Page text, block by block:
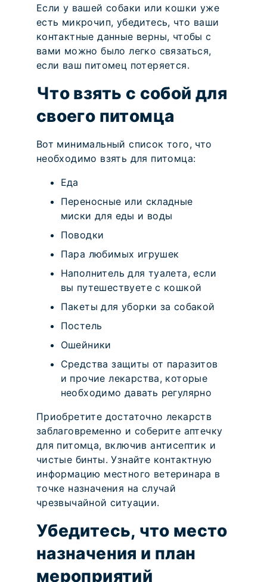
Если у вашей собаки или кошки уже
есть микрочип, убедитесь, что ваши
контактные данные верны, чтобы с
вами можно было легко связаться,
если ваш питомец потеряется.
Что взять с собой для
своего питомца
Вот минимальный список того, что
необходимо взять для питомца:
Еда
Переносные или складные
миски для еды и воды
Поводки
Пара любимых игрушек
Наполнитель для туалета, если
вы путешествуете с кошкой
Пакеты для уборки за собакой
Постель
Ошейники
Средства защиты от паразитов
и прочие лекарства, которые
необходимо давать регулярно
Приобретите достаточно лекарств
заблаговременно и соберите аптечку
для питомца, включив антисептик и
чистые бинты. Узнайте контактную
информацию местного ветеринара в
точке назначения на случай
чрезвычайной ситуации.
Убедитесь, что место
назначения и план
мероприятий